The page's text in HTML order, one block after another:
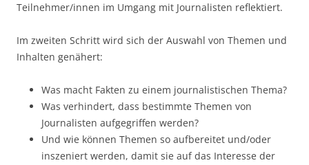
Teilnehmer/innen im Umgang mit Journalisten reflektiert.
Im zweiten Schritt wird sich der Auswahl von Themen und
Inhalten genähert:
Was macht Fakten zu einem journalistischen Thema?
Was verhindert, dass bestimmte Themen von
Journalisten aufgegriffen werden?
Und wie können Themen so aufbereitet und/oder
inszeniert werden, damit sie auf das Interesse der